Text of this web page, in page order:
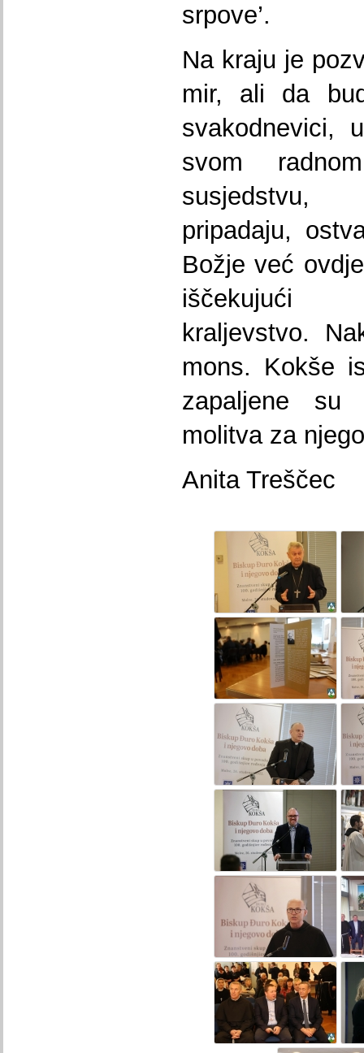
srpove’.
Na kraju je
mir, ali da
svakodnevici,
svom
susjedstvu,
pripadaju,
Božje već
kraljevstvo.
mons. Kokše
zapaljene su
molitva za
Anita Treščec